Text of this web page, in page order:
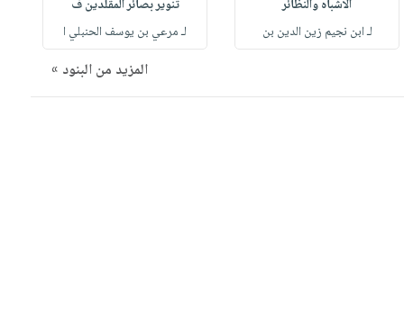
الأشباه والنظائر
لـ ابن نجيم زين الدين بن
تنوير بصائر المقلدين ف
لـ مرعي بن يوسف الحنبلي ا
المزيد من البنود »